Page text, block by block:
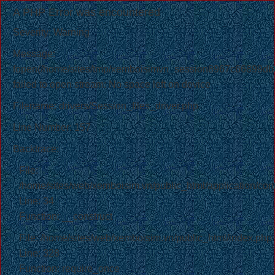
A PHP Error was encountered
Severity: Warning
Message:
fopen(/home/sites/tmp/
failed to open stream: No space left on device
Filename: drivers/Session_files_driver.php
Line Number: 157
Backtrace:
File:
/home/sites/web/xemboisim.vn/public_html/application/
Line: 34
Function: __construct
File: /home/sites/web/xemboisim.vn/public_html/index.php
Line: 328
Function: require_once